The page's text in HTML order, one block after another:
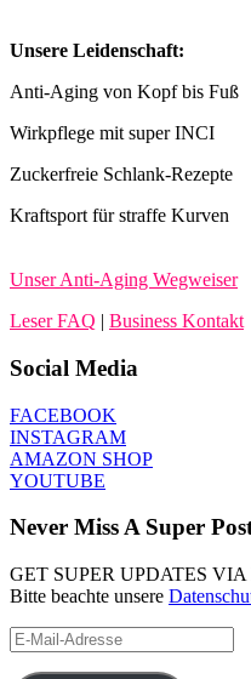
Unsere Leidenschaft:
Anti-Aging von Kopf bis Fuß
Wirkpflege mit super INCI
Zuckerfreie Schlank-Rezepte
Kraftsport für straffe Kurven
Unser Anti-Aging Wegweiser
Leser FAQ | Business Kontakt
Social Media
FACEBOOK
INSTAGRAM
AMAZON SHOP
YOUTUBE
Never Miss A Super
GET SUPER UPDATES
Bitte beachte unsere
E-
Mail-